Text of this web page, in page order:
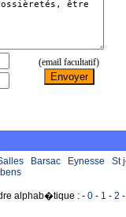
Barsac Eynesse
St
alphab�tique :-0 - 1 -2